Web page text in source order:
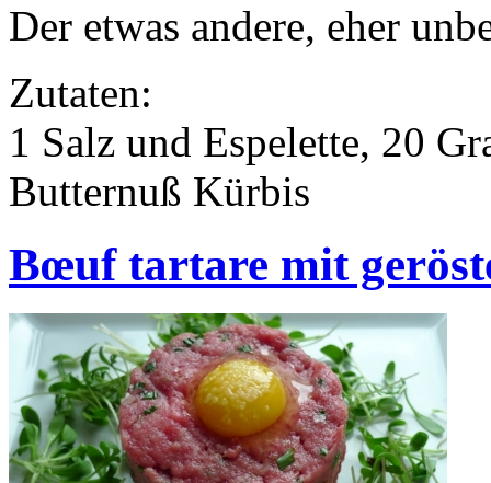
Der etwas andere, eher
Zutaten:
1 Salz und Espelette, 20
Butternuß Kürbis
Bœuf tartare mit